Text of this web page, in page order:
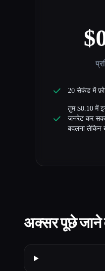
20 सेकंड में
तुम $0.10 में
जनरेट कर
बदलना लेकिन
अक्सर पूछे जाने